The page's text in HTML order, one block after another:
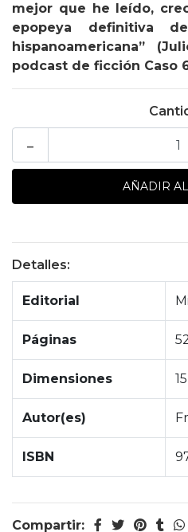
mejor que he leído,
epopeya definitiva
hispanoamericana”
podcast de ficción Caso
-
Detalles:
Editorial
Páginas
Dimensiones
Autor(es)
ISBN
Compartir: